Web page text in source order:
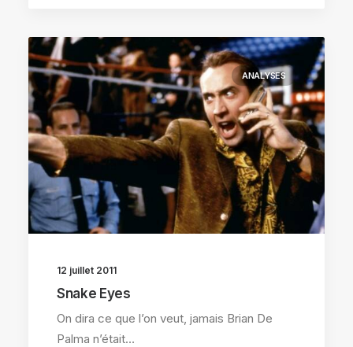
ANALYSES
12 juillet 2011
Snake Eyes
On dira ce que l’on veut, jamais Brian De
Palma n’était…